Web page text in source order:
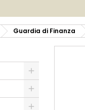
Guardia di Finanza